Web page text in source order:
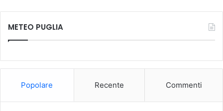
c
u
METEO PUGLIA
Popolare Recente Commenti